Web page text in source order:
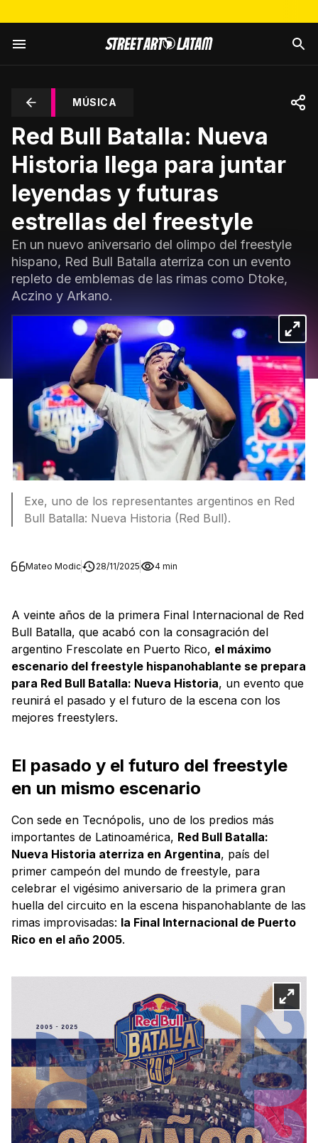
MÚSICA
Red Bull Batalla: Nueva
Historia llega para juntar
leyendas y futuras
estrellas del freestyle
En un nuevo aniversario del olimpo del freestyle
hispano, Red Bull Batalla aterriza con un evento
repleto de emblemas de las rimas como Dtoke,
Aczino y Arkano.
Exe, uno de los representantes argentinos en Red
Bull Batalla: Nueva Historia (Red Bull).
Mateo Modic 28/11/2025 4 min
A veinte años de la primera Final Internacional de Red
Bull Batalla, que acabó con la consagración del
argentino Frescolate en Puerto Rico, el máximo
escenario del freestyle hispanohablante se prepara
para Red Bull Batalla: Nueva Historia, un evento que
reunirá el pasado y el futuro de la escena con los
mejores freestylers.
El pasado y el futuro del freestyle
en un mismo escenario
Con sede en Tecnópolis, uno de los predios más
importantes de Latinoamérica, Red Bull Batalla:
Nueva Historia aterriza en Argentina, país del
primer campeón del mundo de freestyle, para
celebrar el vigésimo aniversario de la primera gran
huella del circuito en la escena hispanohablante de las
rimas improvisadas: la Final Internacional de Puerto
Rico en el año 2005.